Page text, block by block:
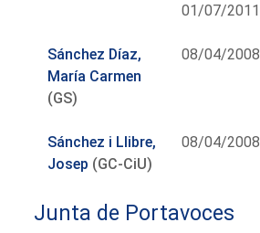
01/07/2011
Sánchez Díaz,
María Carmen
(GS)
08/04/2008
Sánchez i Llibre,
Josep (GC-CiU)
08/04/2008
Junta de Portavoces